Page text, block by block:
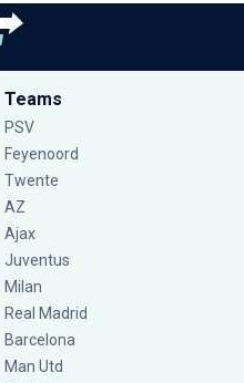
Teams
PSV
Feyenoord
Twente
AZ
Ajax
Juventus
Milan
Real Madrid
Barcelona
Man Utd